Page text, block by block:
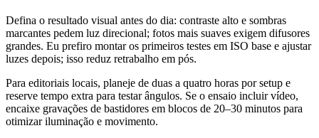
Defina o resultado visual antes do dia: contraste alto e sombras
marcantes pedem luz direcional; fotos mais suaves exigem difusores
grandes. Eu prefiro montar os primeiros testes em ISO base e ajustar
luzes depois; isso reduz retrabalho em pós.
Para editoriais locais, planeje de duas a quatro horas por setup e
reserve tempo extra para testar ângulos. Se o ensaio incluir vídeo,
encaixe gravações de bastidores em blocos de 20–30 minutos para
otimizar iluminação e movimento.